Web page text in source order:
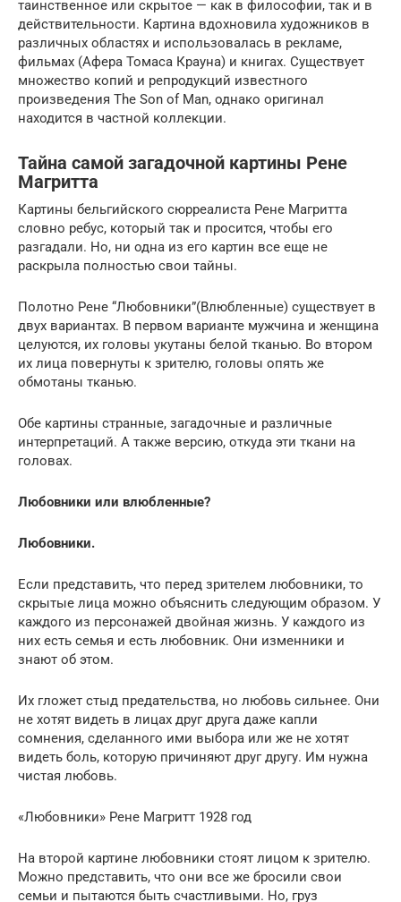
таинственное или скрытое — как в философии, так и в
действительности. Картина вдохновила художников в
различных областях и использовалась в рекламе,
фильмах (Афера Томаса Крауна) и книгах. Существует
множество копий и репродукций известного
произведения The Son of Man, однако оригинал
находится в частной коллекции.
Тайна самой загадочной картины Рене
Магритта
Картины бельгийского сюрреалиста Рене Магритта
словно ребус, который так и просится, чтобы его
разгадали. Но, ни одна из его картин все еще не
раскрыла полностью свои тайны.
Полотно Рене “Любовники”(Влюбленные) существует в
двух вариантах. В первом варианте мужчина и женщина
целуются, их головы укутаны белой тканью. Во втором
их лица повернуты к зрителю, головы опять же
обмотаны тканью.
Обе картины странные, загадочные и различные
интерпретаций. А также версию, откуда эти ткани на
головах.
Любовники или влюбленные?
Любовники.
Если представить, что перед зрителем любовники, то
скрытые лица можно объяснить следующим образом. У
каждого из персонажей двойная жизнь. У каждого из
них есть семья и есть любовник. Они изменники и
знают об этом.
Их гложет стыд предательства, но любовь сильнее. Они
не хотят видеть в лицах друг друга даже капли
сомнения, сделанного ими выбора или же не хотят
видеть боль, которую причиняют друг другу. Им нужна
чистая любовь.
«Любовники» Рене Магритт 1928 год
На второй картине любовники стоят лицом к зрителю.
Можно представить, что они все же бросили свои
семьи и пытаются быть счастливыми. Но, груз